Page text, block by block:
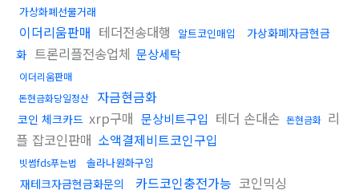
가상화폐선물거래
이더리움판매 테더전송대행 알트코인매입
가상화폐자금현금
화 트론리플전송업체 문상세탁
이더리움판매
돈현금화당일정산
자금현금화
코인 체크카드 xrp구매 문상비트구입 테더 손대손 돈현금화 리
플 잡코인판매 소액결제비트코인구입
빗썸fds푸는법 솔라나원화구입
재테크자금현금화문의 카드코인충전가능 코인믹싱